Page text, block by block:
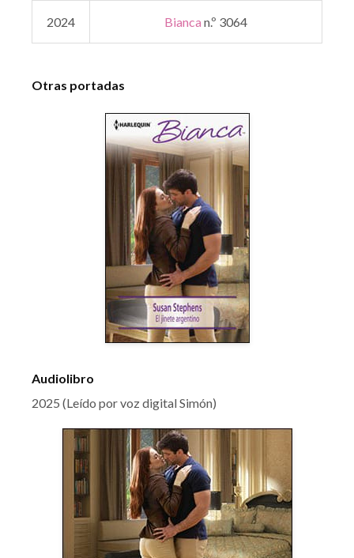
2024 Bianca n.º 3064
Otras portadas
Audiolibro
2025 (Leído por voz digital Simón)